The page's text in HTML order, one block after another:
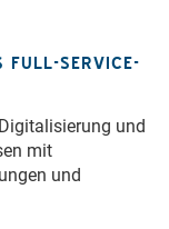
FULL-SERVICE-
und
mit
und